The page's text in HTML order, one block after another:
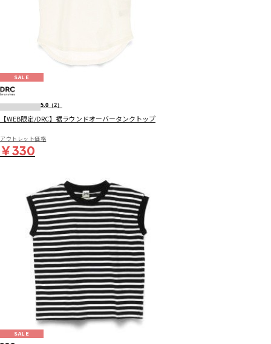
SALE
5.0 （2）
【WEB限定/DRC】裾ラウンドオーバータンクトップ
アウトレット価格
￥330
SALE